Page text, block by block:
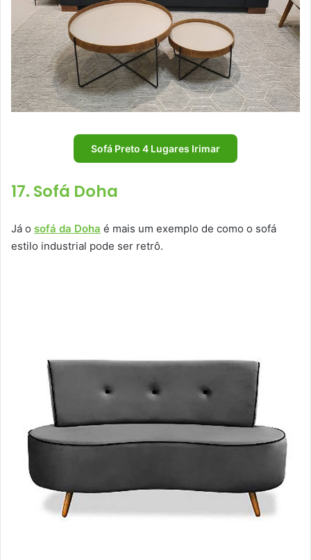
Sofá Preto 4 Lugares Irimar
17. Sofá Doha
Já o sofá da Doha é mais um exemplo de como o sofá
estilo industrial pode ser retrô.